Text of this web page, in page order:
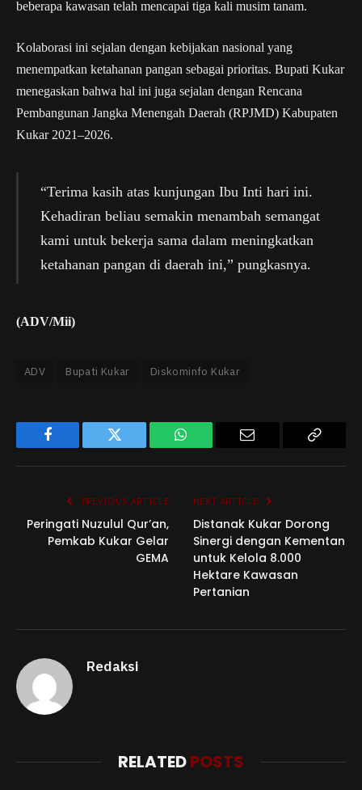
beberapa kawasan telah mencapai tiga kali musim tanam.
Kolaborasi ini sejalan dengan kebijakan nasional yang
menempatkan ketahanan pangan sebagai prioritas. Bupati Kukar
menegaskan bahwa hal ini juga sejalan dengan Rencana
Pembangunan Jangka Menengah Daerah (RPJMD) Kabupaten
Kukar 2021–2026.
“Terima kasih atas kunjungan Ibu Inti hari ini.
Kehadiran beliau semakin menambah semangat
kami untuk bekerja sama dalam meningkatkan
ketahanan pangan di daerah ini,” pungkasnya.
(ADV/Mii)
ADV Bupati Kukar Diskominfo Kukar
Facebook Twitter WhatsApp Email
Copy
PREVIOUS ARTICLE
Peringati Nuzulul Qur’an,
Pemkab Kukar Gelar
GEMA
NEXT ARTICLE
Distanak Kukar Dorong
Sinergi dengan Kementan
untuk Kelola 8.000
Hektare Kawasan
Pertanian
Redaksi
RELATEDPOSTS